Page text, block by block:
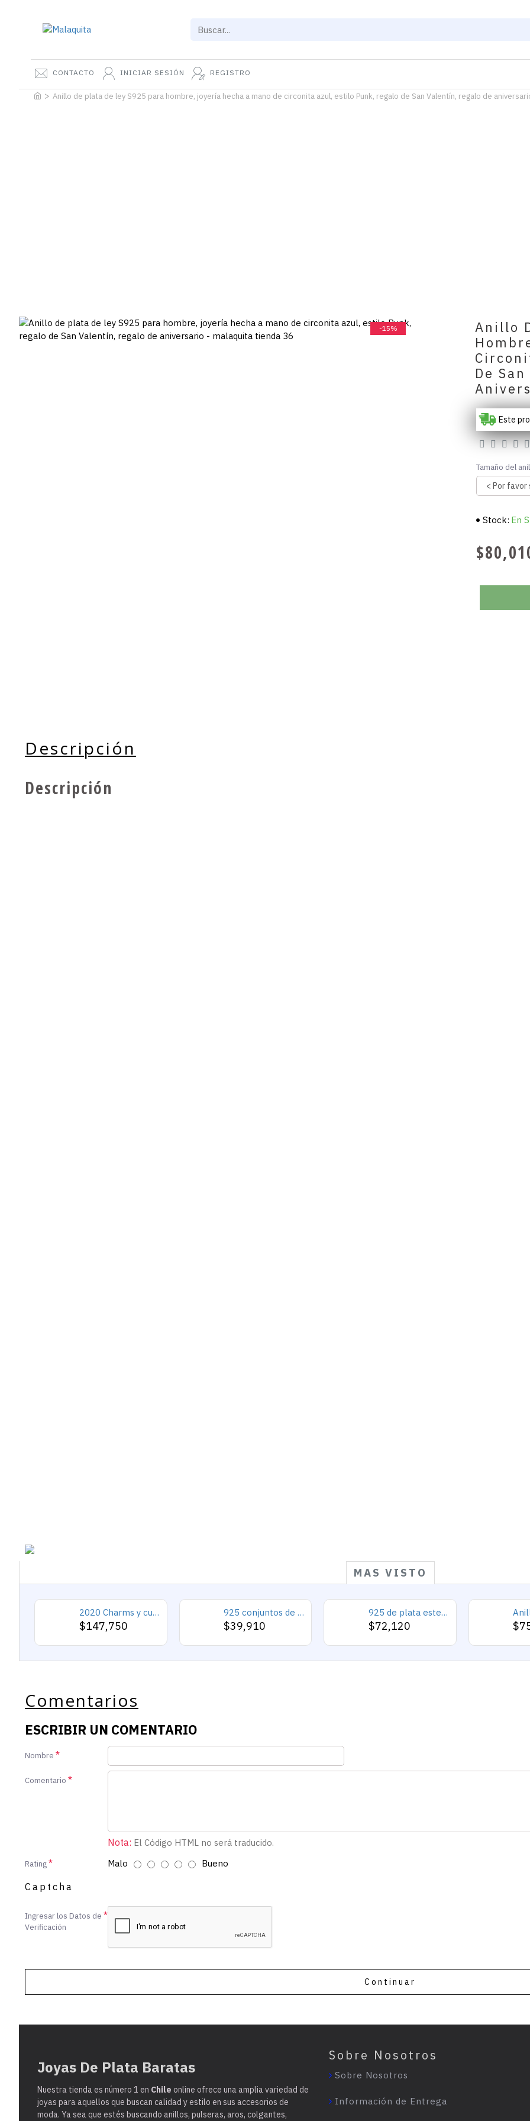
CONTACTO INICIAR SESIÓN REGISTRO
Anillo de plata de ley S925 para hombre, joyería hecha a mano de circonita azul, estilo Punk, regalo de San Valentín, regalo de
-15%
Anillo
De
Este
Stock: En
Tamaño del
Descripción
Descripción
MAS VISTO
2020 Charms y cuentas de corazón, pulseras románticas de Cupido de circón rosa, joyería DIY, corazones en toda la prenda
$147,750
925 conjuntos de joyas de plata para 2019 conjunto de collares de corazón de amor para mujer regalo de joyería de boda
$39,910
925 de plata esterlina Simple personalidad Natural de ágata loco de piedra de los hombres y las mujeres anillos de tendencia Retro turco de los hombres anillos de boda
$72,120
Comentarios
ESCRIBIR UN COMENTARIO
Nombre
Comentario
Nota: El Código HTML no será traducido.
Rating Malo Bueno
Captcha
Ingresar los Datos de
Verificación
Continuar
Joyas De Plata Baratas
Nuestra tienda es número 1 en Chile online ofrece una amplia variedad de
joyas para aquellos que buscan calidad y estilo en sus accesorios de
moda. Ya sea que estés buscando anillos, pulseras, aros, colgantes,
Sobre Nosotros
Sobre Nosotros
Información de Entrega